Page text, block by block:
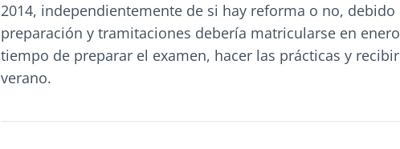
2014, independientemente de si hay reforma o no,
preparación y tramitaciones debería matricularse en
tiempo de preparar el examen, hacer las prácticas y
verano.